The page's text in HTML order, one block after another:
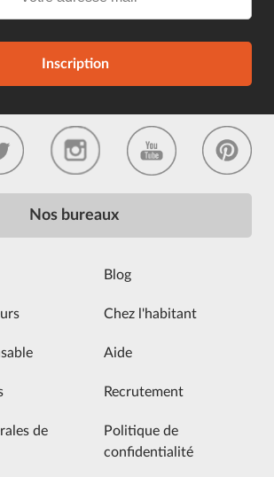
Inscription
Nos bureaux
Blog
Chez l'habitant
Aide
Recrutement
de
Politique de
confidentialité